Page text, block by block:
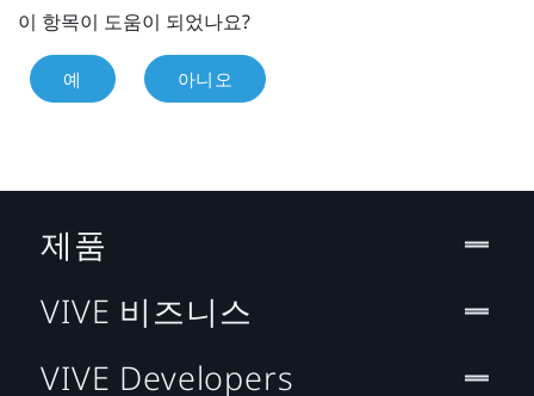
이 항목이 도움이 되었나요?
예 아니오
제품
VIVE 비즈니스
VIVE Developers